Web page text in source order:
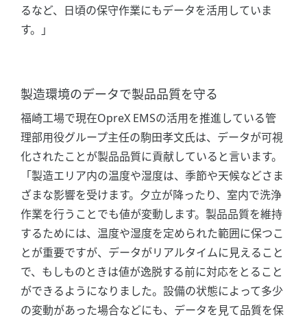
るなど、日頃の保守作業にもデータを活用していま
す。」
製造環境のデータで製品品質を守る
福崎工場で現在OpreX EMSの活用を推進している管
理部用役グループ主任の駒田孝文氏は、データが可視
化されたことが製品品質に貢献していると言います。
「製造エリア内の温度や湿度は、季節や天候などさま
ざまな影響を受けます。夕立が降ったり、室内で洗浄
作業を行うことでも値が変動します。製品品質を維持
するためには、温度や湿度を定められた範囲に保つこ
とが重要ですが、データがリアルタイムに見えること
で、もしものときは値が逸脱する前に対応をとること
ができるようになりました。設備の状態によって多少
の変動があった場合などにも、データを見て品質を保